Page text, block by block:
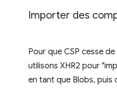
Importer des
Pour que CSP cesse
utilisons XHR2 pour
en tant que Blobs, puis